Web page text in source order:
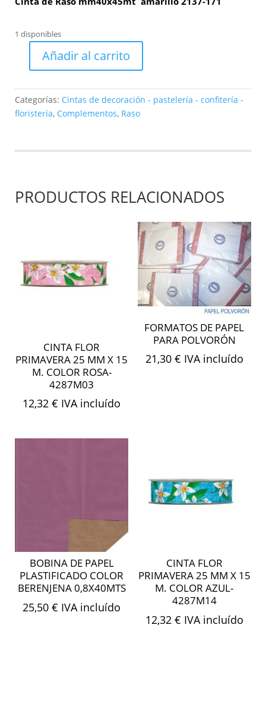
1 disponibles
Raso
mm40x45mt
amarillo
Añadir al carrito
Categorías: Cintas de decoración - pastelería - confitería -
floristería, Complementos, Raso
PRODUCTOS RELACIONADOS
CINTA FLOR
PRIMAVERA 25 MM X 15
M. COLOR ROSA-
4287M03
12,32€ IVA incluído
FORMATOS DE PAPEL
PARA POLVORÓN
21,30 € IVA incluído
BOBINA DE PAPEL
PLASTIFICADO COLOR
BERENJENA 0,8X40MTS
25,50€ IVA incluído
CINTA FLOR
PRIMAVERA 25 MM X 15
M. COLOR AZUL-
4287M14
12,32 € IVA incluído